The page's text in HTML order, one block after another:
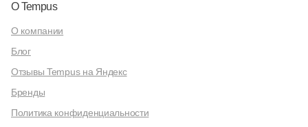
О Tempus
О компании
Блог
Отзывы Tempus на Яндекс
Бренды
Политика конфиденциальности